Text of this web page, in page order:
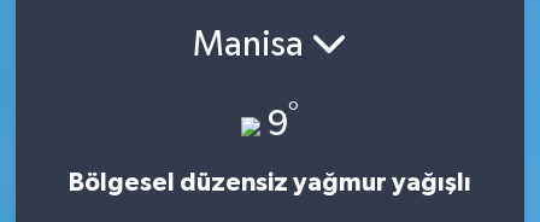
Manisa
9°
Bölgesel düzensiz yağmur yağışlı